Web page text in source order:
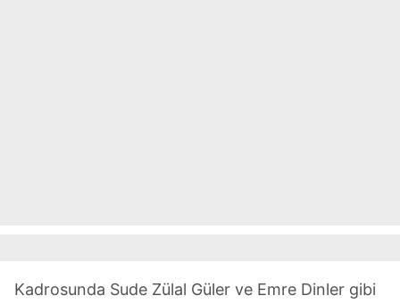
Kadrosunda Sude Zülal Güler ve Emre Dinler gibi